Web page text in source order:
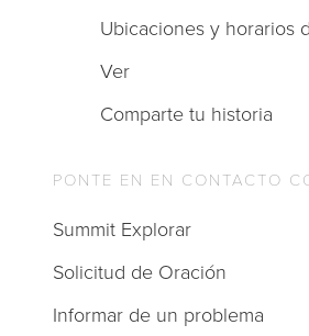
Ubicaciones y horarios
Ver
Comparte tu historia
PONTE EN EN CONTACTO
Summit Explorar
Solicitud de Oración
Informar de un problema